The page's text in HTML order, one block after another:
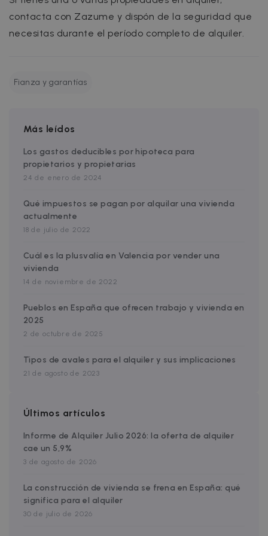
contacta con Zazume y dispón de la seguridad que
necesitas durante el período completo de alquiler.
Fianza y garantías
Más leídos
Los gastos deducibles por hipoteca para
propietarios y propietarias
24 de enero de 2024
Qué impuestos se pagan por alquilar una vivienda
actualmente
18 de julio de 2022
Cuál es la plusvalía en Valencia por vender una
vivienda
14 de noviembre de 2022
Pueblos en España que ofrecen trabajo y vivienda en
2025
2 de octubre de 2025
Tipos de avales para el alquiler y sus implicaciones
21 de agosto de 2023
Últimos artículos
Informe de Alquiler Julio 2026: la oferta de alquiler
cae un 5,9%
3 de agosto de 2026
La construcción de vivienda se frena en España: qué
significa para el alquiler
30 de julio de 2026
ORIENTACIÓN
permiten la funcionalidad central del sitio
web, como el inicio de sesión del usuario y la
administración de la cuenta. El sitio web no
puede utilizarse correctamente sin las cookies
Proveedor / Dominio
cf_chl_3
CookieScriptConsent
CookieScript
.zazume.com
__cfruid
cf_clearance
Cloudflare, Inc.
1 año
__cfruid
Google